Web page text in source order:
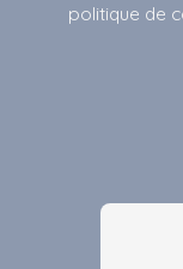
politique de